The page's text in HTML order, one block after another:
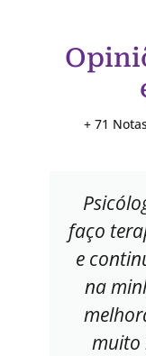
+ 71
faço
e
na
muito